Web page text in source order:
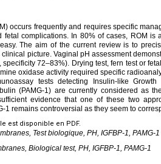
occurs frequently and requires specific
fetal complications. In 80% of cases, ROM is
The aim of the current review is to
picture. Vaginal pH assessment
72–83%). Drying test, fern test or
oxidase activity required specific
tests detecting Insulin-like
(PAMG-1) are currently considered as
evidence that one of these two
1 remains controversial as they seem to
est disponible en PDF.
Test biologique, PH, IGFBP-1, PAMG-1
Biological test, PH, IGFBP-1, PAMG-1